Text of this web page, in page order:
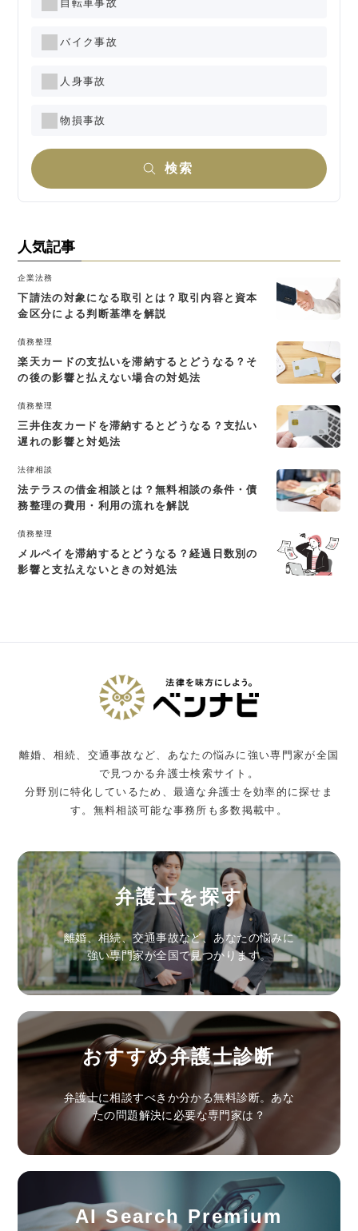
自転車事故
バイク事故
人身事故
物損事故
検索
人気記事
企業法務
下請法の対象になる取引とは？取引内容と資本
金区分による判断基準を解説
債務整理
楽天カードの支払いを滞納するとどうなる？そ
の後の影響と払えない場合の対処法
債務整理
三井住友カードを滞納するとどうなる？支払い
遅れの影響と対処法
法律相談
法テラスの借金相談とは？無料相談の条件・債
務整理の費用・利用の流れを解説
債務整理
メルペイを滞納するとどうなる？経過日数別の
影響と支払えないときの対処法
離婚、相続、交通事故など、あなたの悩みに強い専門家が全国
で見つかる弁護士検索サイト。
分野別に特化しているため、最適な弁護士を効率的に探せま
す。無料相談可能な事務所も多数掲載中。
弁護士を探す
離婚、相続、交通事故など、あなたの悩みに
強い専門家が全国で見つかります。
おすすめ弁護士診断
弁護士に相談すべきか分かる無料診断。あな
たの問題解決に必要な専門家は？
AI Search Premium